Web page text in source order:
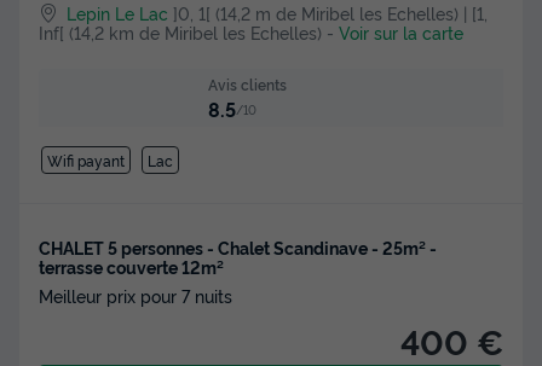
Lepin Le Lac ]0, 1[ (14,2 m de Miribel les Echelles) | [1,
Inf[ (14,2 km de Miribel les Echelles) - Voir sur la carte
Avis clients
8.5/10
Wifi payant Lac
CHALET 5 personnes - Chalet Scandinave - 25m² -
terrasse couverte 12m²
Meilleur prix pour 7 nuits
400 €